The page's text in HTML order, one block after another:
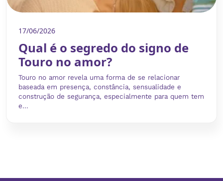
17/06/2026
Qual é o segredo do signo de
Touro no amor?
Touro no amor revela uma forma de se relacionar
baseada em presença, constância, sensualidade e
construção de segurança, especialmente para quem tem
e...